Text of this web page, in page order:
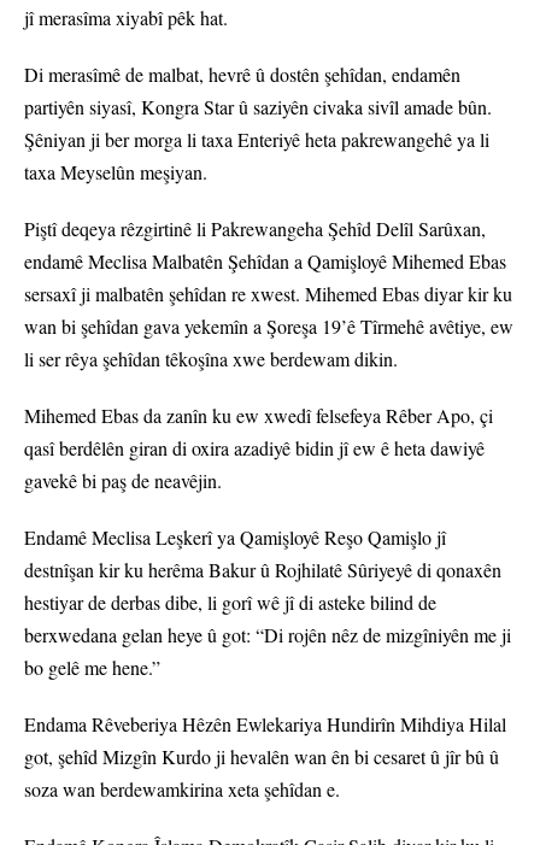
jî merasîma xiyabî pêk hat.
Di merasîmê de malbat, hevrê û dostên şehîdan, endamên
partiyên siyasî, Kongra Star û saziyên civaka sivîl amade bûn.
Şêniyan ji ber morga li taxa Enteriyê heta pakrewangehê ya li
taxa Meyselûn meşiyan.
Piştî deqeya rêzgirtinê li Pakrewangeha Şehîd Delîl Sarûxan,
endamê Meclisa Malbatên Şehîdan a Qamişloyê Mihemed Ebas
sersaxî ji malbatên şehîdan re xwest. Mihemed Ebas diyar kir ku
wan bi şehîdan gava yekemîn a Şoreşa 19’ê Tîrmehê avêtiye, ew
li ser rêya şehîdan têkoşîna xwe berdewam dikin.
Mihemed Ebas da zanîn ku ew xwedî felsefeya Rêber Apo, çi
qasî berdêlên giran di oxira azadiyê bidin jî ew ê heta dawiyê
gavekê bi paş de neavêjin.
Endamê Meclisa Leşkerî ya Qamişloyê Reşo Qamişlo jî
destnîşan kir ku herêma Bakur û Rojhilatê Sûriyeyê di qonaxên
hestiyar de derbas dibe, li gorî wê jî di asteke bilind de
berxwedana gelan heye û got: “Di rojên nêz de mizgîniyên me ji
bo gelê me hene.”
Endama Rêveberiya Hêzên Ewlekariya Hundirîn Mihdiya Hilal
got, şehîd Mizgîn Kurdo ji hevalên wan ên bi cesaret û jîr bû û
soza wan berdewamkirina xeta şehîdan e.